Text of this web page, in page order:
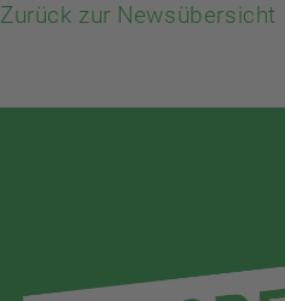
Zurück zur Newsübersicht